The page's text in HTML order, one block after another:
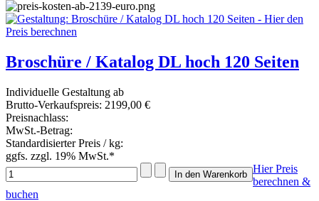
Broschüre / Katalog DL hoch 120 Seiten
Individuelle Gestaltung ab
Brutto-Verkaufspreis: 2199,00 €
Preisnachlass:
MwSt.-Betrag:
Standardisierter Preis / kg:
ggfs. zzgl. 19% MwSt.*
Hier Preis
berechnen &
buchen